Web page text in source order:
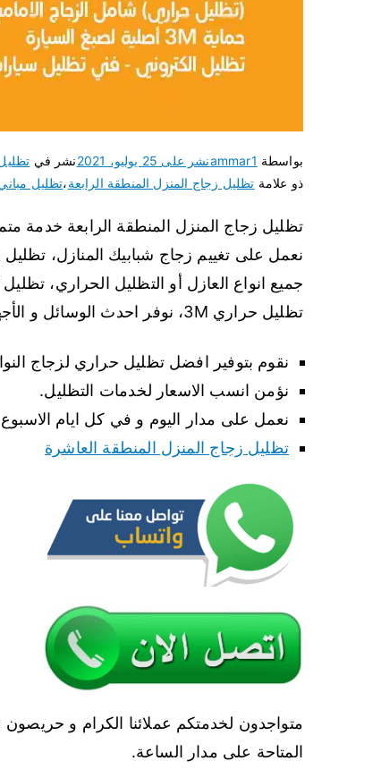
بواسطة ammar1نشر على 25 يوليو، 2021 نشر في
ذو علامة تظليل زجاج المنزل المنطقة الرابعة،تظليل
تظليل زجاج المنزل المنطقة الرابعة خدمة
نعمل على تغييم زجاج شبابيك المنازل، تظليل
جميع انواع العازل أو التظليل الحراري،
تظليل حراري 3M، نوفر احدث الوسائل و الأجهزة للعمل مع أمهر العاملين المختصين.
نقوم بتوفير افضل تظليل حراري لزجاج
نؤمن انسب الاسعار لخدمات التظليل.
نعمل على مدار اليوم و في كل ايام
تظليل زجاج المنزل المنطقة العاشرة
متواجدون لخدمتكم عملائنا الكرام و حريصون
المتاحة على مدار الساعة.